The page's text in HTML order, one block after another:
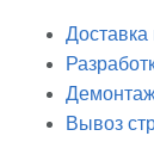
Доставка
Вывоз